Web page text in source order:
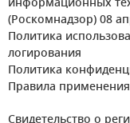
информационных
(Роскомнадзор) 08
Политика
логирования
Политика
Правила